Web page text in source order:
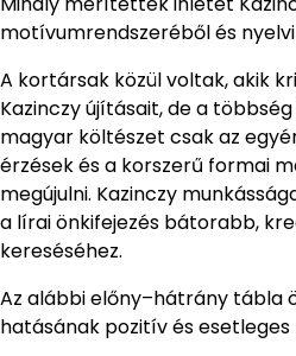
motívumrendszeréből és
A kortársak közül voltak, akik
Kazinczy újításait, de a
magyar költészet csak az
érzések és a korszerű formai
megújulni. Kazinczy
a lírai önkifejezés bátorabb,
kereséséhez.
Az alábbi előny–hátrány tábla
hatásának pozitív és